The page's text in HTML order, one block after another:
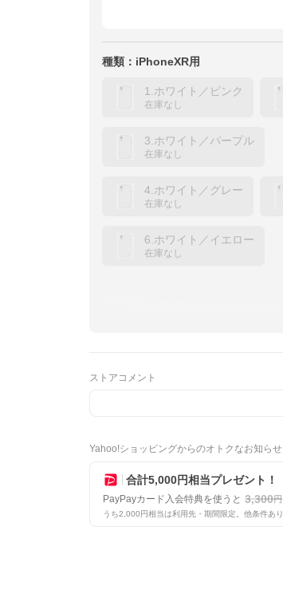
種類：iPhoneXR用
1.ホワイト／ピンク
在庫なし
3.ホワイト／パープル
在庫なし
4.ホワイト／グレー
在庫なし
6.ホワイト／イエロー
在庫なし
ストアコメント
Yahoo!ショッピングからのオトクなお知らせ
合計5,000円相当プレゼント！
PayPayカード入会特典を使うと 3,300円
うち2,000円相当は利用先・期間限定。他条件あり